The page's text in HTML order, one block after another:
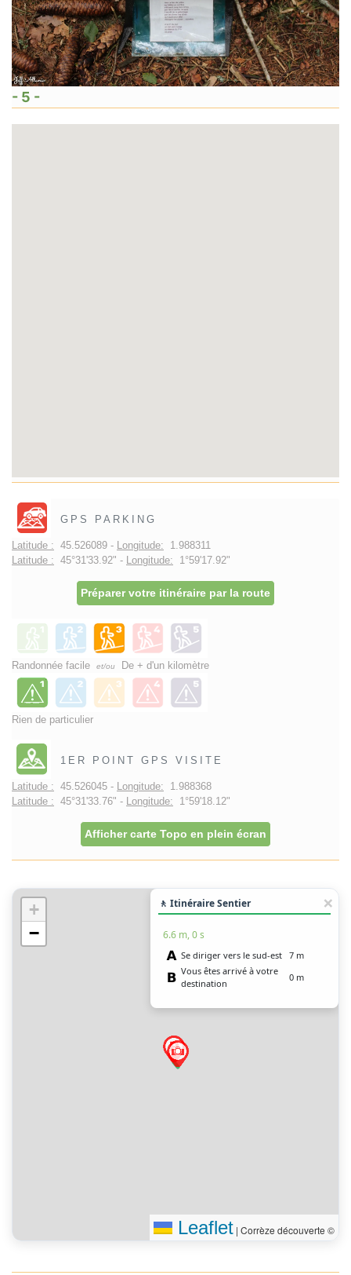
- 5 -
GPS PARKING
Latitude : 45.526089 - Longitude: 1.988311
Latitude : 45°31'33.92" - Longitude: 1°59'17.92"
Préparer votre itinéraire par la route
Randonnée facile et/ou De + d'un kilomètre
Rien de particulier
1ER POINT GPS VISITE
Latitude : 45.526045 - Longitude: 1.988368
Latitude : 45°31'33.76" - Longitude: 1°59'18.12"
Afficher carte Topo en plein écran
+
−
🚶 Itinéraire Sentier
6.6 m, 0 s
Se diriger vers le sud-est 7 m
Vous êtes arrivé à votre
destination
0 m
Leaflet | Corrèze découverte ©